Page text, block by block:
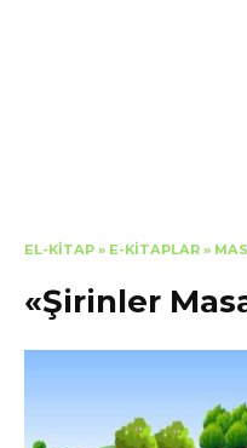
EL-KITAP » E-KITAPLAR »
«Şirinler